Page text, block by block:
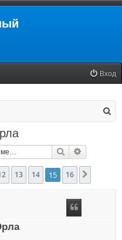
Вход
Поиск
1613 14 15 16